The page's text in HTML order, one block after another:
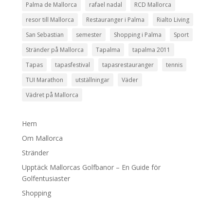
Palma de Mallorca
rafael nadal
RCD Mallorca
resor till Mallorca
Restauranger i Palma
Rialto Living
San Sebastian
semester Shopping i Palma
Sport
Stränder på Mallorca
Tapalma
tapalma 2011
Tapas
tapasfestival tapasrestauranger
tennis
TUI Marathon
utställningar
Väder
Vädret på Mallorca
Hem
Om Mallorca
Stränder
Upptäck Mallorcas Golfbanor – En Guide för
Golfentusiaster
Shopping